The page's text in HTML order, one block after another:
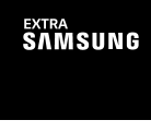
Vzhledem k